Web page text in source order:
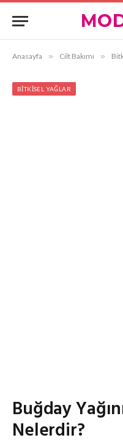
Anasayfa » Cilt Bakımı »
BITKISEL YAĞLAR
Buğday
Nelerdir?